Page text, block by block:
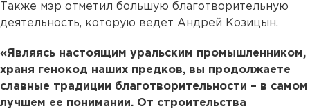
Также мэр отметил большую благотворительную
деятельность, которую ведет Андрей Козицын.
«Являясь настоящим уральским промышленником,
храня генокод наших предков, вы продолжаете
славные традиции благотворительности – в самом
лучшем ее понимании. От строительства